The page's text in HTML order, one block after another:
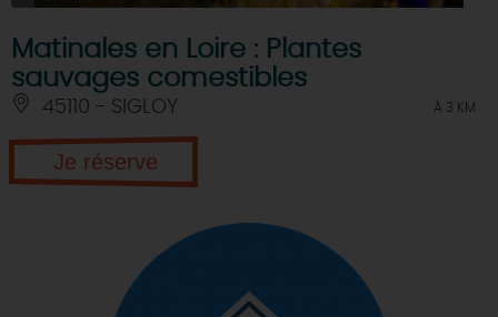
Matinales en Loire : Plantes
sauvages comestibles
45110 - SIGLOY À 3 KM
Je réserve